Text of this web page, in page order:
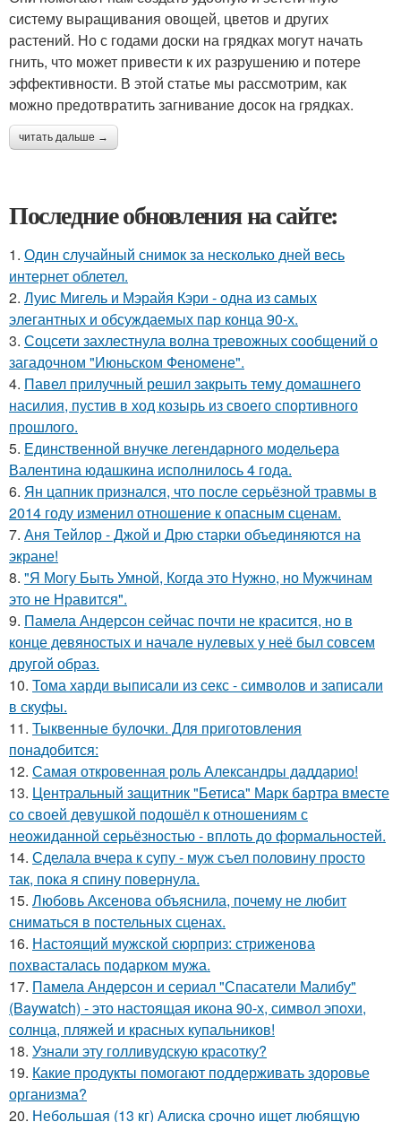
систему выращивания овощей, цветов и других
растений. Но с годами доски на грядках могут начать
гнить, что может привести к их разрушению и потере
эффективности. В этой статье мы рассмотрим, как
можно предотвратить загнивание досок на грядках.
читать дальше →
Последние обновления на сайте:
1. Один случайный снимок за несколько дней весь
интернет облетел.
2. Луис Мигель и Мэрайя Кэри - одна из самых
элегантных и обсуждаемых пар конца 90-х.
3. Соцсети захлестнула волна тревожных сообщений о
загадочном "Июньском Феномене".
4. Павел прилучный решил закрыть тему домашнего
насилия, пустив в ход козырь из своего спортивного
прошлого.
5. Единственной внучке легендарного модельера
Валентина юдашкина исполнилось 4 года.
6. Ян цапник признался, что после серьёзной травмы в
2014 году изменил отношение к опасным сценам.
7. Аня Тейлор - Джой и Дрю старки объединяются на
экране!
8. "Я Могу Быть Умной, Когда это Нужно, но Мужчинам
это не Нравится".
9. Памела Андерсон сейчас почти не красится, но в
конце девяностых и начале нулевых у неё был совсем
другой образ.
10. Тома харди выписали из секс - символов и записали
в скуфы.
11. Тыквенные булочки. Для приготовления
понадобится:
12. Самая откровенная роль Александры даддарио!
13. Центральный защитник "Бетиса" Марк бартра вместе
со своей девушкой подошёл к отношениям с
неожиданной серьёзностью - вплоть до формальностей.
14. Сделала вчера к супу - муж съел половину просто
так, пока я спину повернула.
15. Любовь Аксенова объяснила, почему не любит
сниматься в постельных сценах.
16. Настоящий мужской сюрприз: стриженова
похвасталась подарком мужа.
17. Памела Андерсон и сериал "Спасатели Малибу"
(Baywatch) - это настоящая икона 90-х, символ эпохи,
солнца, пляжей и красных купальников!
18. Узнали эту голливудскую красотку?
19. Какие продукты помогают поддерживать здоровье
организма?
20. Небольшая (13 кг) Алиска срочно ищет любящую